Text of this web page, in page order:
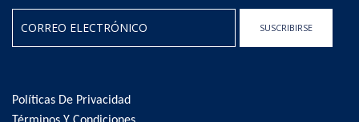
Our
Newsletter:
SUSCRIBIRSE
Políticas De Privacidad